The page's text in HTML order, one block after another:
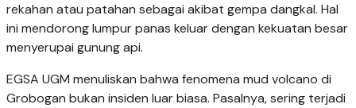
rekahan atau patahan sebagai akibat gempa dangkal. Hal
ini mendorong lumpur panas keluar dengan kekuatan besar
menyerupai gunung api.
EGSA UGM menuliskan bahwa fenomena mud volcano di
Grobogan bukan insiden luar biasa. Pasalnya, sering terjadi